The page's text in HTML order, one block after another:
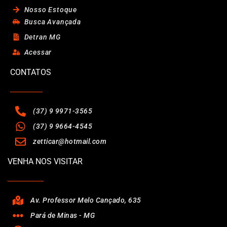
Nosso Estoque
Busca Avançada
Detran MG
Acessar
CONTATOS
(37) 9 9971-3565
(37) 9 9664-4545
zetticar@hotmail.com
VENHA NOS VISITAR
Av. Professor Melo Cançado, 635
Pará de Minas - MG